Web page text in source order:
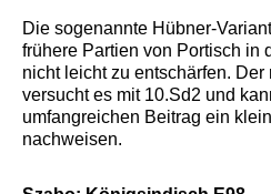
Die sogenannte Hübner-
frühere Partien von Portisch in
nicht leicht zu entschärfen. Der
versucht es mit 10.Sd2 und
umfangreichen Beitrag ein
nachweisen.